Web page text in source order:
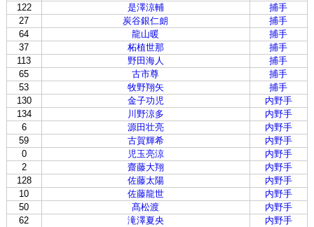
122
是澤涼輔
捕手
27
炭谷銀仁朗
捕手
64
龍山暖
捕手
37
柘植世那
捕手
113
野田海人
捕手
65
古市尊
捕手
53
牧野翔矢
捕手
130
金子功児
内野手
134
川野涼多
内野手
6
源田壮亮
内野手
59
古賀輝希
内野手
0
児玉亮涼
内野手
2
齋藤大翔
内野手
128
佐藤太陽
内野手
10
佐藤龍世
内野手
50
髙松渡
内野手
62
滝澤夏央
内野手